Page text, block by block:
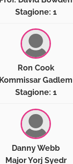
Stagione: 1
Ron Cook
Kommissar Gadlem
Stagione: 1
Danny Webb
Major Yorj Syedr